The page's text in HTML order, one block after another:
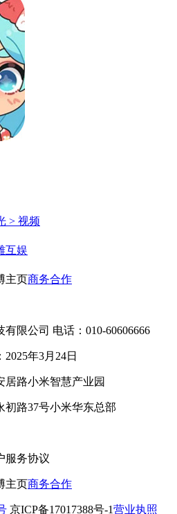
> 视频
互娱
主页商务合作
限公司 电话：010-60606666
年3月24日
居路小米智慧产业园
初路37号小米华东总部
服务协议
主页商务合作
京ICP备17017388号-1营业执照